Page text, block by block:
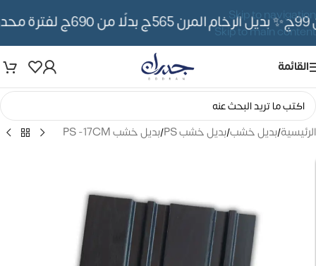
Skip to navigation
Skip to main content
✨ بديل الرخام المرن 565ج بدلًا من 690ج لفترة محدوده
القائمة
الرئيسية/بديل خشب/بديل خشب PS /بديل خشب PS -17CM